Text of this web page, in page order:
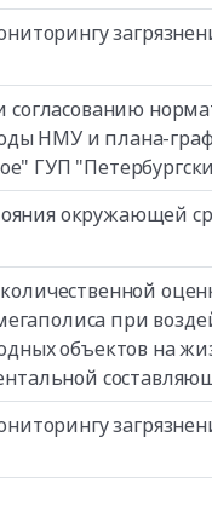
согласованию
НМУ и плана-
ГУП
окружающей
при
объектов на